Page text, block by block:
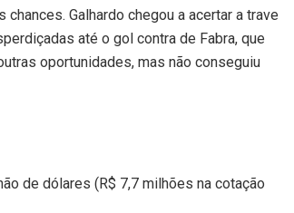
Galhardo chegou a acertar a trave
até o gol contra de Fabra, que
oportunidades, mas não conseguiu
de dólares (R$ 7,7 milhões na cotação